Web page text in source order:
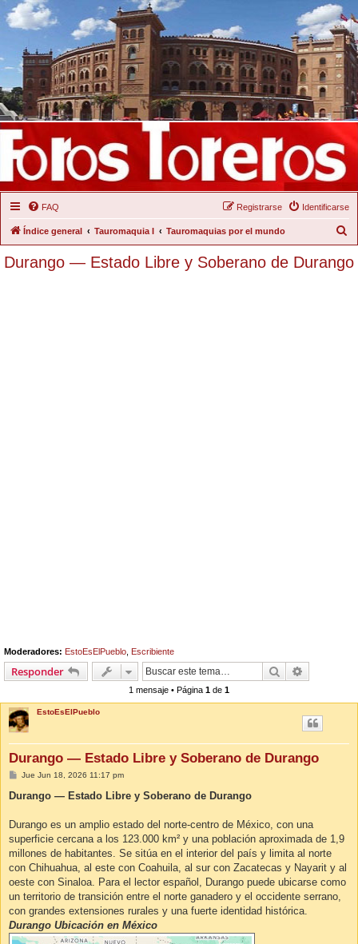
FAQ Identificarse
Registrarse
Índice general Tauromaquia I Tauromaquias por el mundo
s
Durango — Estado Libre y Soberano de Durango
Moderadores: EstoEsElPueblo Escribiente
Responder Buscar
1 mensaje • Página 1 de 1
EstoEsElPueblo
Durango — Estado Libre y Soberano de Durango
M
n
Jue Jun 18, 2026 11:17 pm
Durango — Estado Libre y Soberano de Durango
Durango es un amplio estado del norte-centro de México, con una
superficie cercana a los 123.000 km² y una población aproximada de 1,9
millones de habitantes. Se sitúa en el interior del país y limita al norte
con Chihuahua, al este con Coahuila, al sur con Zacatecas y Nayarit y al
oeste con Sinaloa. Para el lector español, Durango puede ubicarse como
un territorio de transición entre el norte ganadero y el occidente serrano,
con grandes extensiones rurales y una fuerte identidad histórica.
Durango Ubicación en México